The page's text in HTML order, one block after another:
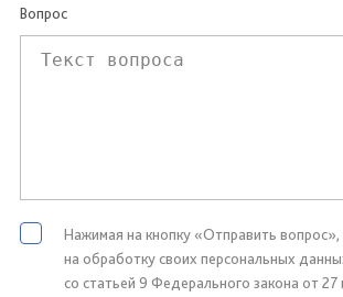
Вопрос
Нажимая на кнопку «Отправить вопрос»,
на обработку своих персональных
со статьей 9 Федерального закона от